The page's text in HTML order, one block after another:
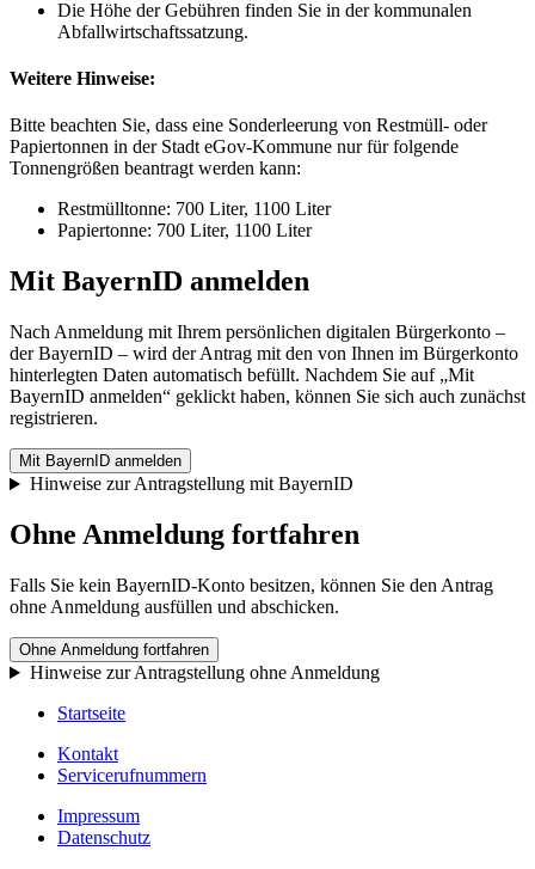
Die Höhe der Gebühren finden Sie in der kommunalen
Abfallwirtschaftssatzung.
Weitere Hinweise:
Bitte beachten Sie, dass eine Sonderleerung von Restmüll- oder
Papiertonnen in der Stadt eGov-Kommune nur für folgende
Tonnengrößen beantragt werden kann:
Restmülltonne: 700 Liter, 1100 Liter
Papiertonne: 700 Liter, 1100 Liter
Mit BayernID anmelden
Nach Anmeldung mit Ihrem persönlichen digitalen Bürgerkonto –
der BayernID – wird der Antrag mit den von Ihnen im Bürgerkonto
hinterlegten Daten automatisch befüllt. Nachdem Sie auf „Mit
BayernID anmelden“ geklickt haben, können Sie sich auch zunächst
registrieren.
Mit BayernID anmelden
Hinweise zur Antragstellung mit BayernID
Ohne Anmeldung fortfahren
Falls Sie kein BayernID-Konto besitzen, können Sie den Antrag
ohne Anmeldung ausfüllen und abschicken.
Ohne Anmeldung fortfahren
Hinweise zur Antragstellung ohne Anmeldung
Startseite
Kontakt
Servicerufnummern
Impressum
Datenschutz